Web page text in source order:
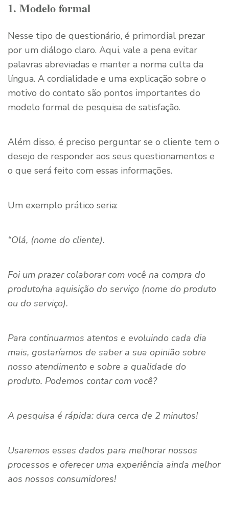
1. Modelo formal
Nesse tipo de questionário, é primordial prezar
por um diálogo claro. Aqui, vale a pena evitar
palavras abreviadas e manter a norma culta da
língua. A cordialidade e uma explicação sobre o
motivo do contato são pontos importantes do
modelo formal de pesquisa de satisfação.
Além disso, é preciso perguntar se o cliente tem o
desejo de responder aos seus questionamentos e
o que será feito com essas informações.
Um exemplo prático seria:
“Olá, (nome do cliente).
Foi um prazer colaborar com você na compra do
produto/na aquisição do serviço (nome do produto
ou do serviço).
Para continuarmos atentos e evoluindo cada dia
mais, gostaríamos de saber a sua opinião sobre
nosso atendimento e sobre a qualidade do
produto. Podemos contar com você?
A pesquisa é rápida: dura cerca de 2 minutos!
Usaremos esses dados para melhorar nossos
processos e oferecer uma experiência ainda melhor
aos nossos consumidores!